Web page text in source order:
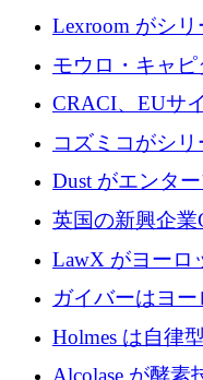
Lexroom がシ
てヨーロッパ
モウロ・キャ
ローズで4億ド
CRACI、EUサ
アンスプラット
コズミコがシ
ロを調達
Dust がエンタ
レイヤー」オペ
するシリーズ B
英国の新興企業
ドのエネルギー
ンドを調達
LawX がヨーロ
ング システム
を調達
ガイバーはヨ
貢献するため
Holmes は自律
万ユーロのプ